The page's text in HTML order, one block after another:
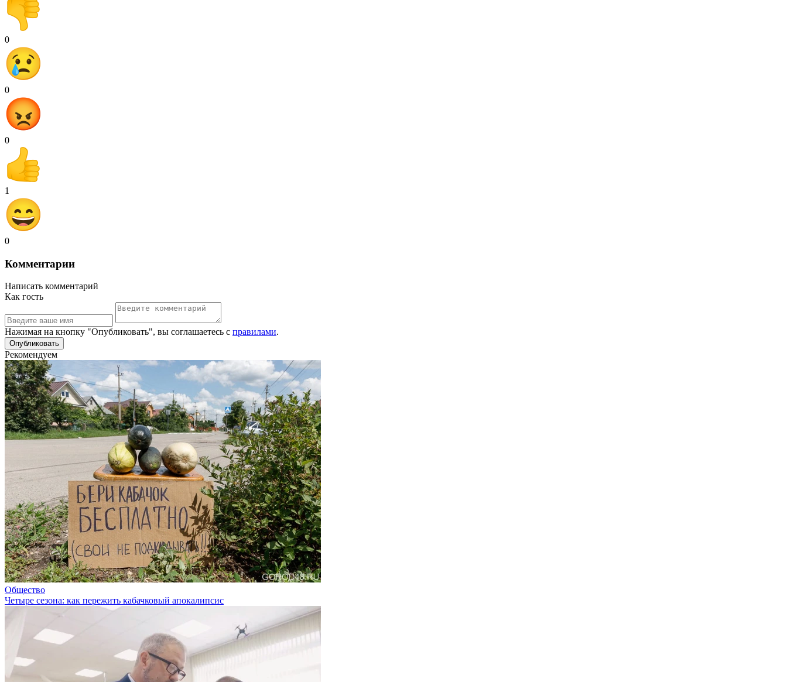
0
0
0
1
0
Комментарии
Написать комментарий
Как гость
Нажимая на кнопку "Опубликовать", вы соглашаетесь с правилами.
Рекомендуем
Общество
Четыре сезона: как пережить кабачковый апокалипсис